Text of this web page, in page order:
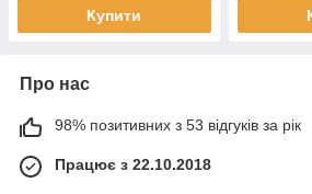
Купити
Про нас
98% позитивних з 53 відгуків за рік
Працює з 22.10.2018